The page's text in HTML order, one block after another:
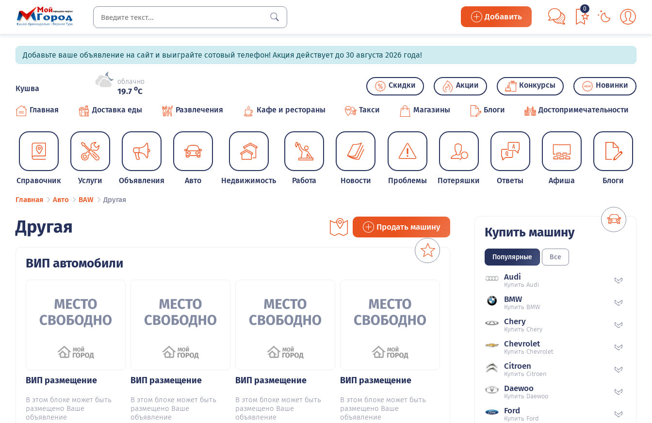
Добавить
0
Добавьте ваше объявление на сайт и выиграйте сотовый телефон! Акция действует до 30 августа 2026 года!
Кушва
облачно
19.7 oC
Скидки Акции Конкурсы Новинки
Главная Доставка еды Развлечения Кафе и рестораны Такси Магазины Блоги Достопримечательности
Справочник Услуги Объявления Авто Недвижимость Работа Новости Проблемы Потеряшки Ответы Афиша Блоги
Главная Авто BAW Другая
Другая Продать машину
ВИП автомобили
ВИП размещение
В этом блоке может быть
размещено Ваше
объявление
ВИП размещение
В этом блоке может быть
размещено Ваше
объявление
ВИП размещение
В этом блоке может быть
размещено Ваше
объявление
ВИП размещение
В этом блоке может быть
размещено Ваше
объявление
Купить машину
Популярные Все
Audi
Купить Audi
BMW
Купить BMW
Chery
Купить Chery
Chevrolet
Купить Chevrolet
Citroen
Купить Citroen
Daewoo
Купить Daewoo
Ford
Купить Ford